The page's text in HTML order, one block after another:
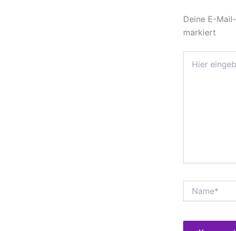
Deine E-
markiert
eingeben…